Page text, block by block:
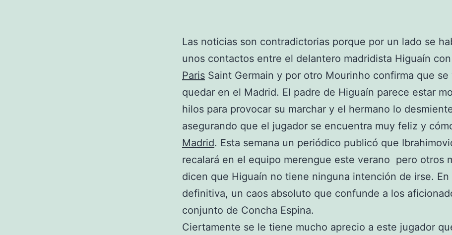
Las noticias son contradictorias porque por un lado se
unos contactos entre el delantero madridista Higuaín
Paris Saint Germain y por otro Mourinho confirma que se
quedar en el Madrid. El padre de Higuaín parece estar
hilos para provocar su marchar y el hermano lo
asegurando que el jugador se encuentra muy feliz y
Madrid. Esta semana un periódico publicó que
recalará en el equipo merengue este verano pero otros
dicen que Higuaín no tiene ninguna intención de irse. En
definitiva, un caos absoluto que confunde a los
conjunto de Concha Espina.
Ciertamente se le tiene mucho aprecio a este jugador